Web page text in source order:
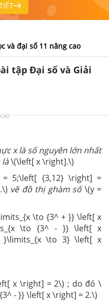
và đại số 11 nâng cao
tập Đại số và Giải
x là số nguyên lớn nhất
là\(\left[ x \right].\)
5;\left[ {3,12} \right] =
vẽ đồ thị ghàm số\(y =
\to {3^ + }} \left[ x
\to {3^ - }} \left[ x
\to 3} \left[ x
x \right] = 2\) ; do đó \
- }} \left[ x \right] = 2.\)